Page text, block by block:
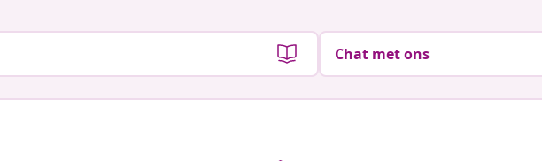
Chat met ons